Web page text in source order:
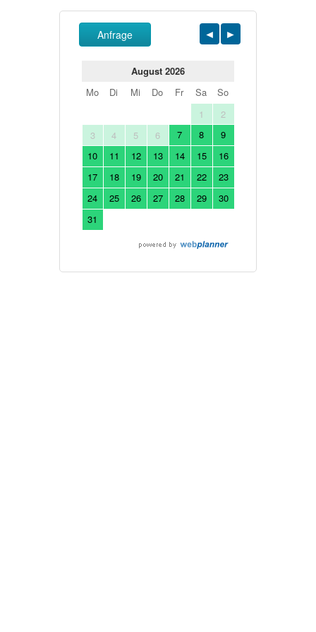
Anfrage
August 2026
Mo
Di Mi Do Fr Sa
So
1
2
3
4 5 6 7 8
9
10
11 12 13 14 15
16
17
18 19 20 21 22
23
24
25 26 27 28 29
30
31